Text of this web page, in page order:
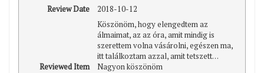
Review Date
2018-10-12
Reviewed Item
Köszönöm, hogy elengedtem az
álmaimat, az az óra, amit mindig is
szerettem volna vásárolni, egészen ma,
itt találkoztam azzal, amit tetszett. . .
Nagyon köszönöm